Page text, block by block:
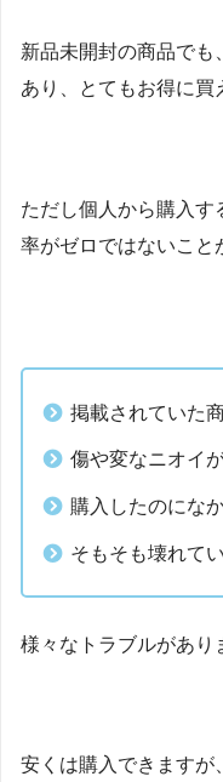
新品未開封の商品でも
あり、とてもお得に買
ただし個人から購入す
率がゼロではないこと
掲載されていた
傷や変なニオイ
購入したのにな
そもそも壊れて
様々なトラブルがあり
安くは購入できますが